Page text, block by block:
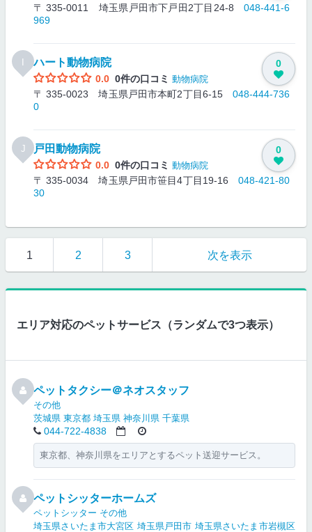
〒 335-0011 埼玉県戸田市下戸田2丁目24-8 048-441-6
969
ハート動物病院
0.0 0件の口コミ 動物病院
〒 335-0023 埼玉県戸田市本町2丁目6-15 048-444-736
0
0
J 戸田動物病院
0.0 0件の口コミ 動物病院
〒 335-0034 埼玉県戸田市笹目4丁目19-16 048-421-80
30
0
1 2 3 次を表示
エリア対応のペットサービス（ランダムで3つ表示）
ペットタクシー＠ネオスタッフ
その他
茨城県 東京都 埼玉県 神奈川県 千葉県
044-722-4838
東京都、神奈川県をエリアとするペット送迎サービス。
ペットシッターホームズ
ペットシッター その他
埼玉県さいたま市大宮区 埼玉県戸田市 埼玉県さいたま市岩槻区